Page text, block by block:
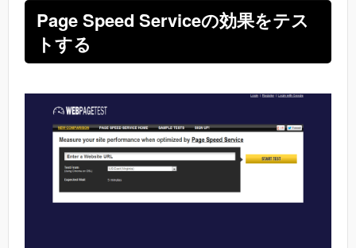
Page Speed Serviceの効果をテス
トする